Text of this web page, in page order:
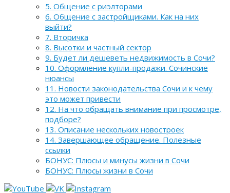
5. Общение с риэлторами
6. Общение с застройщиками. Как на них
выйти?
7. Вторичка
8. Высотки и частный сектор
9. Будет ли дешеветь недвижимость в Сочи?
10. Оформление купли-продажи. Сочинские
нюансы
11. Новости законодательства Сочи и к чему
это может привести
12. На что обращать внимание при просмотре,
подборе?
13. Описание нескольких новостроек
14. Завершающее обращение. Полезные
ссылки
БОНУС: Плюсы и минусы жизни в Сочи
БОНУС: Плюсы жизни в Сочи